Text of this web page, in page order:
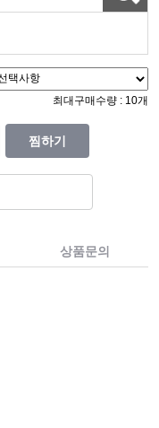
최대구매수량 : 10개
찜하기
상품문의